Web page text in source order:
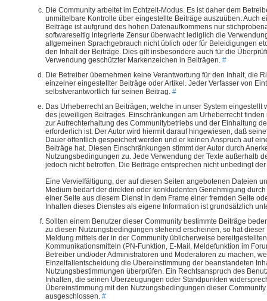
Die Community arbeitet im Echtzeit-Modus. Es ist daher dem
unmittelbare Kontrolle über eingestellte Beiträge auszuüben. Auch
Beiträge ist aufgrund des hohen Datenaufkommens nur
softwareseitig integrierte Zensur überwacht lediglich die
allgemeinen Sprachgebrauch nicht üblich oder für Beleidigungen
den Inhalt der Beiträge. Dies gilt insbesondere auch für die
Verwendung geschützter Markenzeichen in Beiträgen. #
Die Betreiber übernehmen keine Verantwortung für den Inhalt, die
einzelner eingestellter Beiträge oder Artikel. Jeder Verfasser von
selbstverantwortlich für seinen Beitrag. #
Das Urheberrecht an Beiträgen, welche in unser System eingestellt
des jeweiligen Beitrages. Einschränkungen am Urheberrecht finden
zur Aufrechterhaltung des Communitybetriebs und der Einhaltung
erforderlich ist. Der Autor wird hiermit darauf hingewiesen, daß
Dauer öffentlich gespeichert werden und er keinen Anspruch auf
Beiträge hat. Diesen Einschränkungen stimmt der Autor durch
Nutzungsbedingungen zu. Jede Verwendung der Texte außerhalb
jedoch nicht betroffen. Die Beiträge entsprechen nicht unbedingt
Eine Vervielfältigung, der auf diesen Seiten angebotenen Dateien
Medium bedarf der direkten oder konkludenten Genehmigung
einer Seite aus diesem Dienst in dem Frame einer fremden Seite
Inhalten dieses Dienstes als eigene Information ist grundsätzlich
Sollten einem Benutzer dieser Community bestimmte Beiträge
zu diesen Nutzungsbedingungen stehend erscheinen, so hat
Meldung mittels der in der Community üblicherweise
Kommunikationsmitteln (PN-Funktion, E-Mail, Meldefunktion im
Betreiber und/oder Administratoren und Moderatoren zu machen,
Einzelfallentscheidung die Übereinstimmung der beanstandeten
Nutzungsbestimmungen überprüfen. Ein Rechtsanspruch des
Inhalten, die seinen Überzeugungen oder Standpunkten
Übereinstimmung mit den Nutzungsbedingungen dieser
ausgeschlossen. #